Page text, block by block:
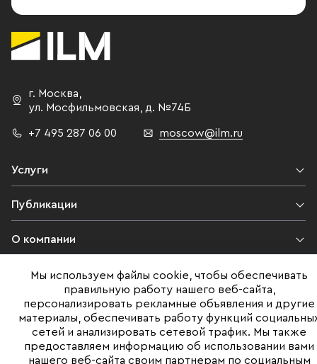
г. Москва
ул. Мосфильмовская,
д. №74Б
+7 495 287 06 00 moscow@ilm.ru
Услуги
Публикации
О компании
Контакты
Юридическая информация
Мы используем файлы cookie, чтобы обеспечивать
правильную работу нашего веб-сайта,
персонализировать рекламные объявления и другие
материалы, обеспечивать работу функций
сетей и анализировать сетевой трафик. Мы также
предоставляем информацию об использовании вами
нашего веб-сайта своим партнерам по социальным